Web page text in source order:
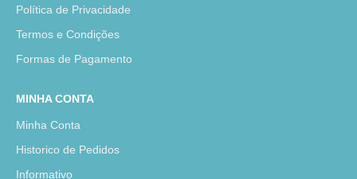
Política de Privacidade
Termos e Condições
Formas de Pagamento
MINHA CONTA
Minha Conta
Historico de Pedidos
Informativo